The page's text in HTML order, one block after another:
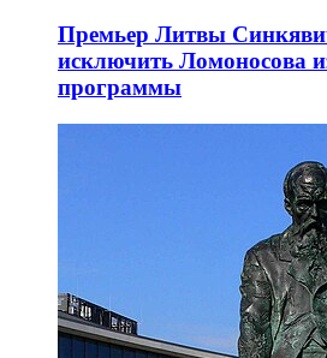
Премьер Литвы
исключить Ломоносова
программы